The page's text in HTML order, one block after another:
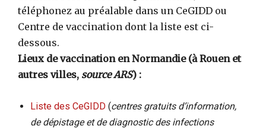
téléphonez au préalable dans un CeGIDD ou
Centre de vaccination dont la liste est ci-
dessous.
Lieux de vaccination en Normandie (à Rouen et
autres villes, source ARS) :
Liste des CeGIDD (centres gratuits d’information,
de dépistage et de diagnostic des infections